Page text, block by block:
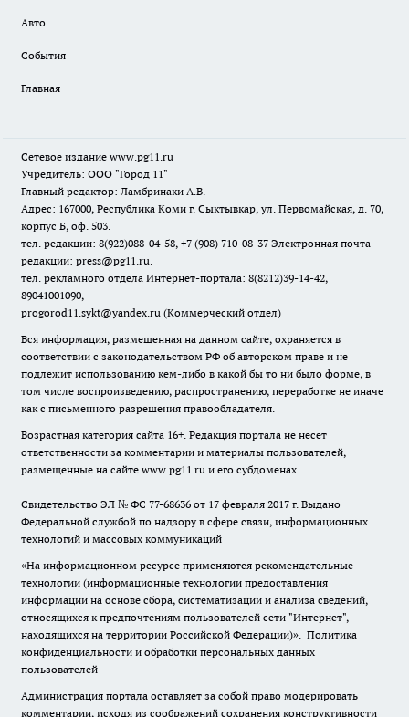
Авто
События
Главная
Сетевое издание www.pg11.ru
Учредитель: ООО "Город 11"
Главный редактор: Ламбринаки А.В.
Адрес: 167000, Республика Коми г. Сыктывкар, ул. Первомайская, д. 70,
корпус Б, оф. 503.
тел. редакции: 8(922)088-04-58, +7 (908) 710-08-37 Электронная почта
редакции: press@pg11.ru.
тел. рекламного отдела Интернет-портала: 8(8212)39-14-42,
89041001090,
progorod11.sykt@yandex.ru (Коммерческий отдел)
Вся информация, размещенная на данном сайте, охраняется в
соответствии с законодательством РФ об авторском праве и не
подлежит использованию кем-либо в какой бы то ни было форме, в
том числе воспроизведению, распространению, переработке не иначе
как с письменного разрешения правообладателя.
Возрастная категория сайта 16+. Редакция портала не несет
ответственности за комментарии и материалы пользователей,
размещенные на сайте www.pg11.ru и его субдоменах.
Свидетельство ЭЛ № ФС 77-68636 от 17 февраля 2017 г. Выдано
Федеральной службой по надзору в сфере связи, информационных
технологий и массовых коммуникаций
«На информационном ресурсе применяются рекомендательные
технологии (информационные технологии предоставления
информации на основе сбора, систематизации и анализа сведений,
относящихся к предпочтениям пользователей сети "Интернет",
находящихся на территории Российской Федерации)». Политика
конфиденциальности и обработки персональных данных
пользователей
Администрация портала оставляет за собой право модерировать
комментарии, исходя из соображений сохранения конструктивности